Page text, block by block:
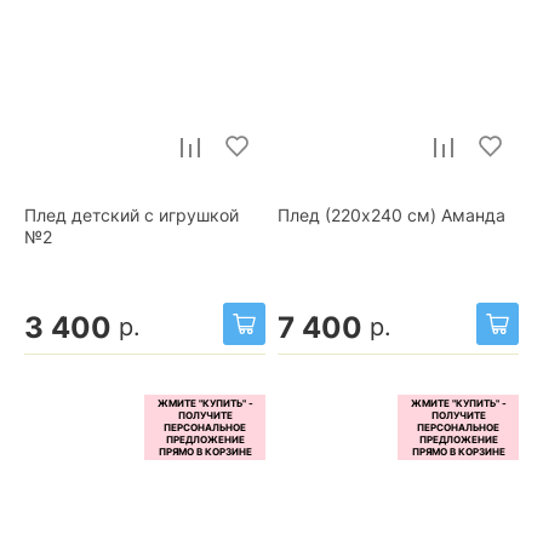
Плед детский с игрушкой
№2
3 400 р.
Плед (220x240 см) Аманда
7 400 р.